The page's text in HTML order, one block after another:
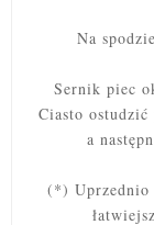
Na
Sernik piec
Ciasto
a
(*) Uprzednio